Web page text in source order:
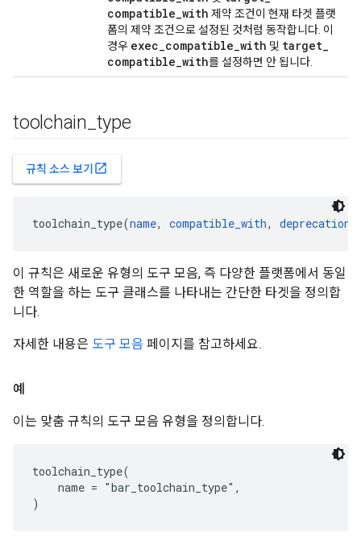
compatible_with 제약 조건이 현재 타겟 플랫
폼의 제약 조건으로 설정된 것처럼 동작합니다. 이
경우 exec_compatible_with 및 target_
compatible_with를 설정하면 안 됩니다.
toolchain type
규칙 소스 보기 open_in_new
toolchain_type(name, compatible_with, deprecation
이 규칙은 새로운 유형의 도구 모음, 즉 다양한 플랫폼에서 동일
한 역할을 하는 도구 클래스를 나타내는 간단한 타겟을 정의합
니다.
자세한 내용은 도구 모음 페이지를 참고하세요.
예
이는 맞춤 규칙의 도구 모음 유형을 정의합니다.
toolchain_type(
    name = "bar_toolchain_type",